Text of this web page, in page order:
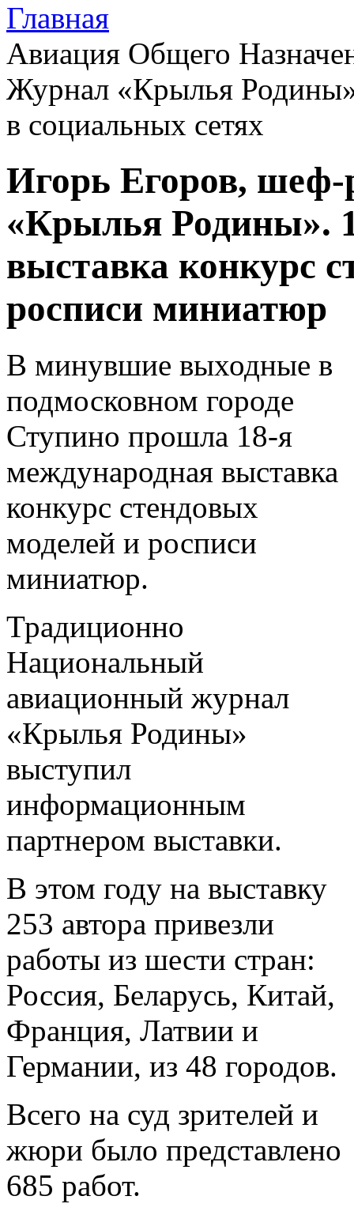
Главная
Авиация Общего
Журнал «Крылья
в социальных сетях
Игорь Егоров, шеф-
«Крылья Родины».
выставка конкурс
росписи миниатюр
В минувшие выходные в
подмосковном городе
Ступино прошла 18-я
международная выставка
конкурс стендовых
моделей и росписи
миниатюр.
Традиционно
Национальный
авиационный журнал
«Крылья Родины»
выступил
информационным
партнером выставки.
В этом году на выставку
253 автора привезли
работы из шести стран:
Россия, Беларусь, Китай,
Франция, Латвии и
Германии, из 48 городов.
Всего на суд зрителей и
жюри было представлено
685 работ.